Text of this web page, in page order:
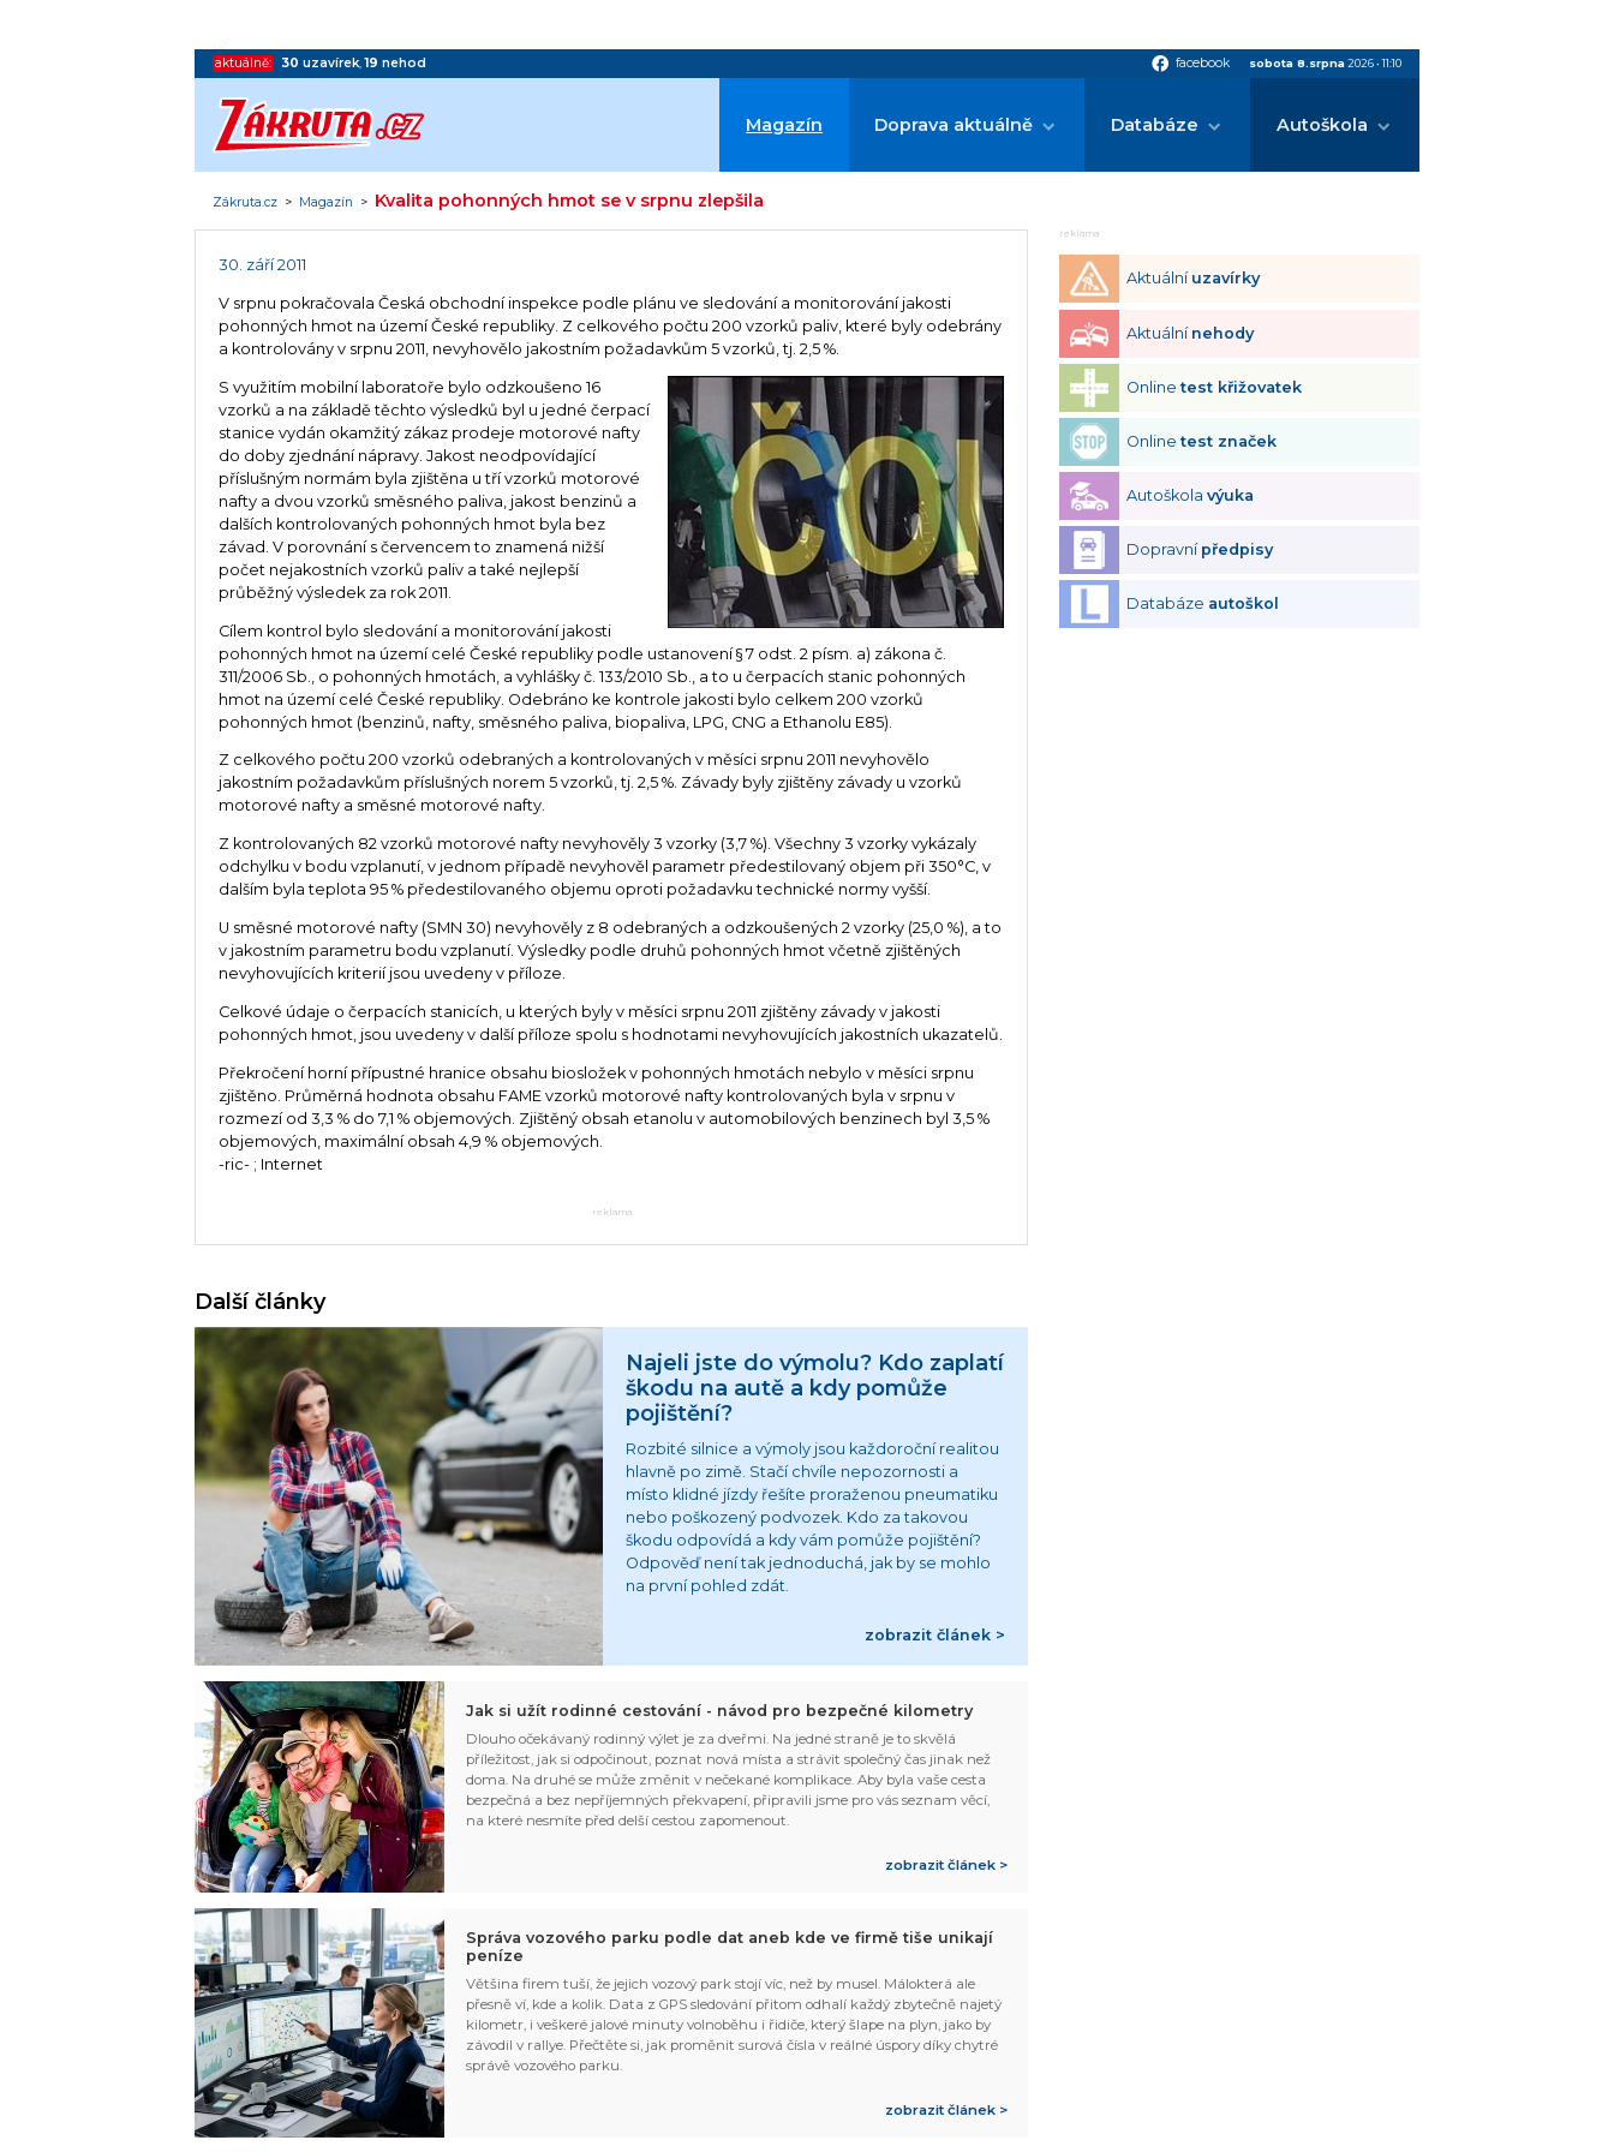
aktuálně: 30 uzavírek,19 nehod facebook facebook sobota 8.srpna 2026•11:10
Magazín Doprava aktuálně Databáze Autoškola
Zákruta.cz > Magazín > Kvalita pohonných hmot se v srpnu zlepšila
30. září 2011
V srpnu pokračovala Česká obchodní inspekce podle plánu ve sledování a monitorování jakosti
pohonných hmot na území České republiky. Z celkového počtu 200 vzorků paliv, které byly odebrány
a kontrolovány v srpnu 2011, nevyhovělo jakostním požadavkům 5 vzorků, tj. 2,5 %.
S využitím mobilní laboratoře bylo odzkoušeno 16
vzorků a na základě těchto výsledků byl u jedné čerpací
stanice vydán okamžitý zákaz prodeje motorové nafty
do doby zjednání nápravy. Jakost neodpovídající
příslušným normám byla zjištěna u tří vzorků motorové
nafty a dvou vzorků směsného paliva, jakost benzinů a
dalších kontrolovaných pohonných hmot byla bez
závad. V porovnání s červencem to znamená nižší
počet nejakostních vzorků paliv a také nejlepší
průběžný výsledek za rok 2011.
Cílem kontrol bylo sledování a monitorování jakosti
pohonných hmot na území celé České republiky podle ustanovení § 7 odst. 2 písm. a) zákona č.
311/2006 Sb., o pohonných hmotách, a vyhlášky č. 133/2010 Sb., a to u čerpacích stanic pohonných
hmot na území celé České republiky. Odebráno ke kontrole jakosti bylo celkem 200 vzorků
pohonných hmot (benzinů, nafty, směsného paliva, biopaliva, LPG, CNG a Ethanolu E85).
Z celkového počtu 200 vzorků odebraných a kontrolovaných v měsíci srpnu 2011 nevyhovělo
jakostním požadavkům příslušných norem 5 vzorků, tj. 2,5 %. Závady byly zjištěny závady u vzorků
motorové nafty a směsné motorové nafty.
Z kontrolovaných 82 vzorků motorové nafty nevyhověly 3 vzorky (3,7 %). Všechny 3 vzorky vykázaly
odchylku v bodu vzplanutí, v jednom případě nevyhověl parametr předestilovaný objem při 350°C, v
dalším byla teplota 95 % předestilovaného objemu oproti požadavku technické normy vyšší.
U směsné motorové nafty (SMN 30) nevyhověly z 8 odebraných a odzkoušených 2 vzorky (25,0 %), a to
v jakostním parametru bodu vzplanutí. Výsledky podle druhů pohonných hmot včetně zjištěných
nevyhovujících kriterií jsou uvedeny v příloze.
Celkové údaje o čerpacích stanicích, u kterých byly v měsíci srpnu 2011 zjištěny závady v jakosti
pohonných hmot, jsou uvedeny v další příloze spolu s hodnotami nevyhovujících jakostních ukazatelů.
Překročení horní přípustné hranice obsahu biosložek v pohonných hmotách nebylo v měsíci srpnu
zjištěno. Průměrná hodnota obsahu FAME vzorků motorové nafty kontrolovaných byla v srpnu v
rozmezí od 3,3 % do 7,1 % objemových. Zjištěný obsah etanolu v automobilových benzinech byl 3,5 %
objemových, maximální obsah 4,9 % objemových.
-ric- ; Internet
reklama
Další články
Najeli jste do výmolu? Kdo zaplatí
škodu na autě a kdy pomůže
pojištění?
Rozbité silnice a výmoly jsou každoroční realitou
hlavně po zimě. Stačí chvíle nepozornosti a
místo klidné jízdy řešíte proraženou pneumatiku
nebo poškozený podvozek. Kdo za takovou
škodu odpovídá a kdy vám pomůže pojištění?
Odpověď není tak jednoduchá, jak by se mohlo
na první pohled zdát.
zobrazit článek >
Jak si užít rodinné cestování - návod pro bezpečné kilometry
Dlouho očekávaný rodinný výlet je za dveřmi. Na jedné straně je to skvělá
příležitost, jak si odpočinout, poznat nová místa a strávit společný čas jinak než
doma. Na druhé se může změnit v nečekané komplikace. Aby byla vaše cesta
bezpečná a bez nepříjemných překvapení, připravili jsme pro vás seznam věcí,
na které nesmíte před delší cestou zapomenout.
zobrazit článek >
Správa vozového parku podle dat aneb kde ve firmě tiše unikají
peníze
Většina firem tuší, že jejich vozový park stojí víc, než by musel. Málokterá ale
přesně ví, kde a kolik. Data z GPS sledování přitom odhalí každý zbytečně najetý
kilometr, i veškeré jalové minuty volnoběhu i řidiče, který šlape na plyn, jako by
závodil v rallye. Přečtěte si, jak proměnit surová čísla v reálné úspory díky chytré
správě vozového parku.
zobrazit článek >
reklama
Aktuální uzavírky
Aktuální nehody
Onlinetest křižovatek
Onlinetest značek
Autoškolavýuka
Dopravní předpisy
Databáze autoškol